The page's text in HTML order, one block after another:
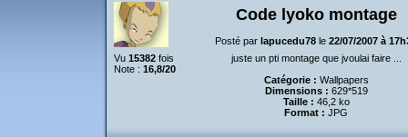
Code lyoko montage
Posté par lapucedu78 le 22/07/2007 à
Vu 15382fois
Note : 16,8/20
juste un pti montage que jvoulai faire ...
Catégorie : Wallpapers
Dimensions : 629*519
Taille : 46,2 ko
Format : JPG